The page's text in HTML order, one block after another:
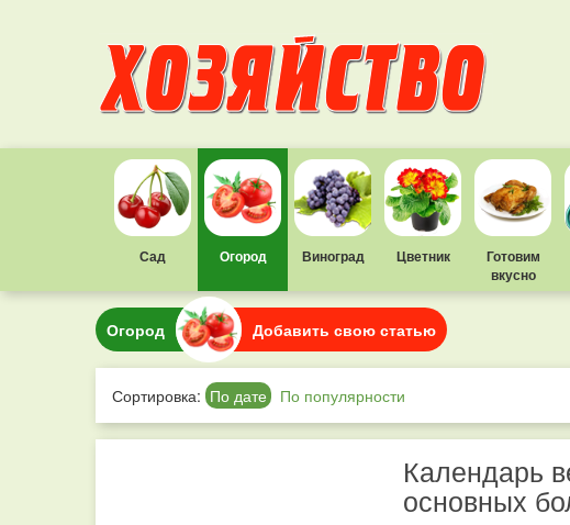
Сад Огород Виноград Цветник
Готовим
вкусно
Огород Добавить свою статью
Сортировка: По дате По популярности
Календарь
основных